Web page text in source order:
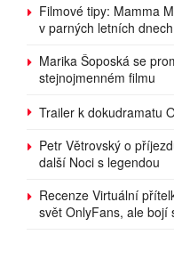
Filmové tipy: Mamma
v parných letních
Marika Šoposká se
stejnojmenném filmu
Trailer k dokudramatu
Petr Větrovský o
další Noci s legendou
Recenze Virtuální
svět OnlyFans, ale bojí